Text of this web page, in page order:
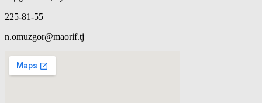
225-81-55
n.omuzgor@maorif.tj